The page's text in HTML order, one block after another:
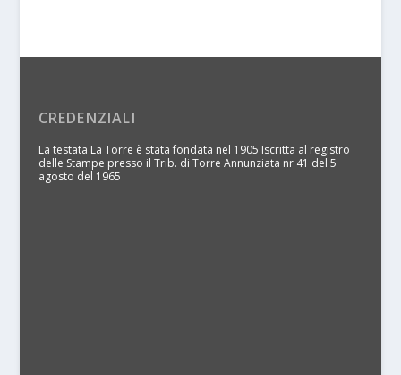
CREDENZIALI
La testata La Torre è stata fondata nel 1905 Iscritta al registro
delle Stampe presso il Trib. di Torre Annunziata nr 41 del 5
agosto del 1965